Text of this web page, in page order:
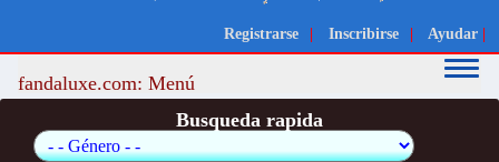
Registrarse Inscribirse Ayudar
fandaluxe.com: Menú
Busqueda rapida